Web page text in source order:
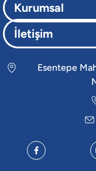
Kurumsal
İletişim
Esentepe